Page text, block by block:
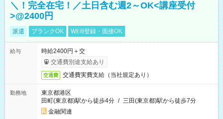
＼！完全在宅！／土日含む週2～OK<講座受付
>@2400円
派遣 ブランクOK WEB登録・面接OK
給与
時給2400円＋交
交通費別途支給あり
交通費 交通費実費支給（当社規定あり）
勤務地
東京都港区
田町(東京都)駅から徒歩4分 / 三田(東京都)駅から徒歩7分
金融関連